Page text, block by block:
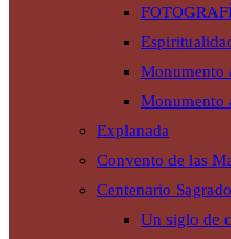
Monumento
Monumento
Explanada
Convento de las
Centenario
Un siglo de